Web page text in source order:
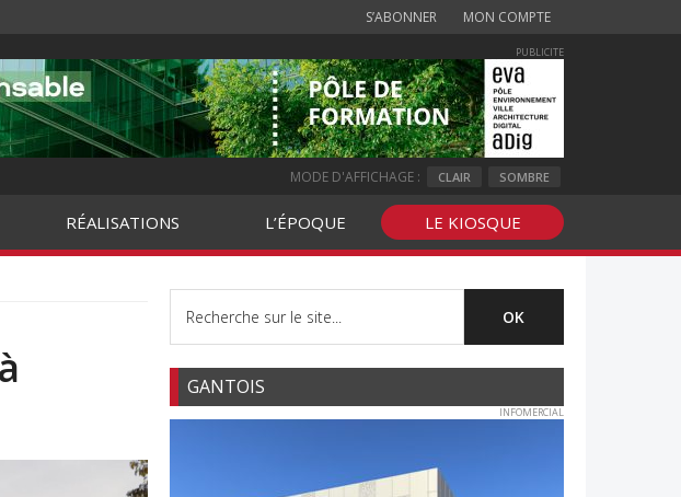
S’ABONNER MON COMPTE
PUBLICITE
MODE D'AFFICHAGE : CLAIR SOMBRE
RÉALISATIONS L’ÉPOQUE LE KIOSQUE
GANTOIS
INFOMERCIAL